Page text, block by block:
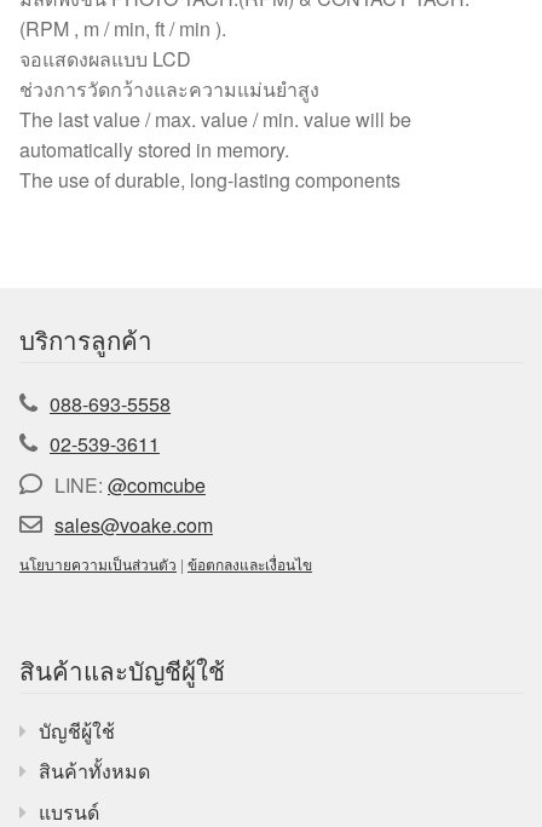
(RPM , m / min, ft / min ).
จอแสดงผลแบบ LCD
ช่วงการวัดกว้างและความแม่นยำสูง
The last value / max. value / min. value will be
automatically stored in memory.
The use of durable, long-lasting components
บริการลูกค้า
088-693-5558
02-539-3611
LINE: @comcube
sales@voake.com
นโยบายความเป็นส่วนตัว | ข้อตกลงและเงื่อนไข
สินค้าและบัญชีผู้ใช้
บัญชีผู้ใช้
สินค้าทั้งหมด
แบรนด์